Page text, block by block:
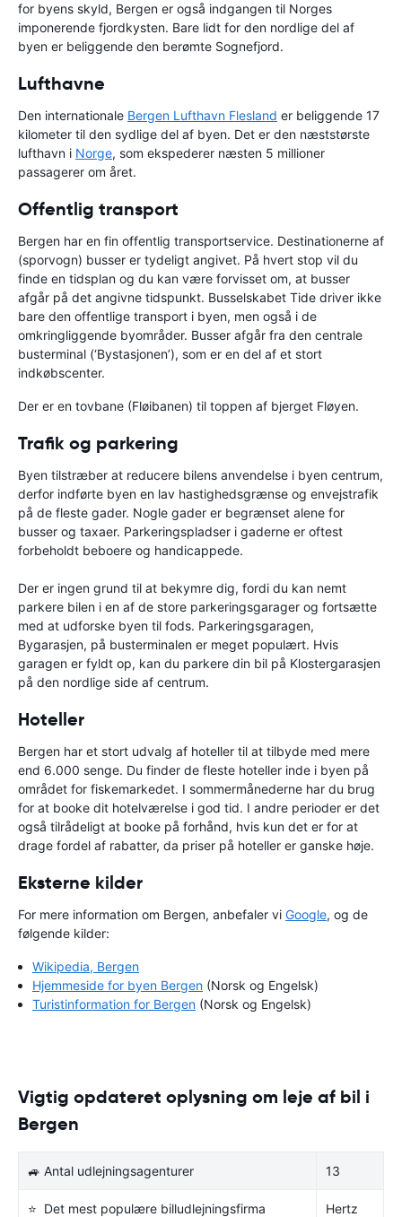
for byens skyld, Bergen er også indgangen til Norges
imponerende fjordkysten. Bare lidt for den nordlige del af
byen er beliggende den berømte Sognefjord.
Lufthavne
Den internationale Bergen Lufthavn Flesland er beliggende 17
kilometer til den sydlige del af byen. Det er den næststørste
lufthavn i Norge, som ekspederer næsten 5 millioner
passagerer om året.
Offentlig transport
Bergen har en fin offentlig transportservice. Destinationerne af
(sporvogn) busser er tydeligt angivet. På hvert stop vil du
finde en tidsplan og du kan være forvisset om, at busser
afgår på det angivne tidspunkt. Busselskabet Tide driver ikke
bare den offentlige transport i byen, men også i de
omkringliggende byområder. Busser afgår fra den centrale
busterminal (‘Bystasjonen’), som er en del af et stort
indkøbscenter.
Der er en tovbane (Fløibanen) til toppen af bjerget Fløyen.
Trafik og parkering
Byen tilstræber at reducere bilens anvendelse i byen centrum,
derfor indførte byen en lav hastighedsgrænse og envejstrafik
på de fleste gader. Nogle gader er begrænset alene for
busser og taxaer. Parkeringspladser i gaderne er oftest
forbeholdt beboere og handicappede.
Der er ingen grund til at bekymre dig, fordi du kan nemt
parkere bilen i en af de store parkeringsgarager og fortsætte
med at udforske byen til fods. Parkeringsgaragen,
Bygarasjen, på busterminalen er meget populært. Hvis
garagen er fyldt op, kan du parkere din bil på Klostergarasjen
på den nordlige side af centrum.
Hoteller
Bergen har et stort udvalg af hoteller til at tilbyde med mere
end 6.000 senge. Du finder de fleste hoteller inde i byen på
området for fiskemarkedet. I sommermånederne har du brug
for at booke dit hotelværelse i god tid. I andre perioder er det
også tilrådeligt at booke på forhånd, hvis kun det er for at
drage fordel af rabatter, da priser på hoteller er ganske høje.
Eksterne kilder
For mere information om Bergen, anbefaler vi Google, og de
følgende kilder:
Wikipedia, Bergen
Hjemmeside for byen Bergen (Norsk og Engelsk)
Turistinformation for Bergen (Norsk og Engelsk)
Vigtig opdateret oplysning om leje af bil i
Bergen
🚙 Antal udlejningsagenturer 13
⭐ Det mest populære billudlejningsfirma Hertz